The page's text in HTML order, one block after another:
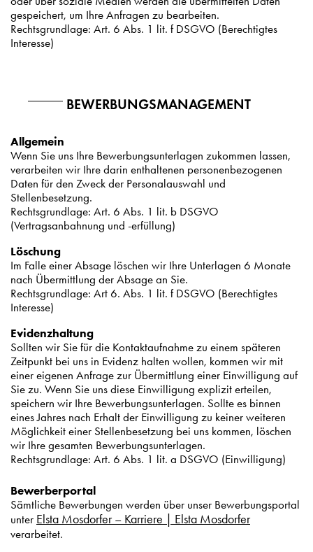
gespeichert, um Ihre Anfragen zu bearbeiten.
Rechtsgrundlage: Art. 6 Abs. 1 lit. f DSGVO (Berechtigtes
Interesse)
BEWERBUNGSMANAGEMENT
Allgemein
Wenn Sie uns Ihre Bewerbungsunterlagen zukommen lassen,
verarbeiten wir Ihre darin enthaltenen personenbezogenen
Daten für den Zweck der Personalauswahl und
Stellenbesetzung.
Rechtsgrundlage: Art. 6 Abs. 1 lit. b DSGVO
(Vertragsanbahnung und -erfüllung)
Löschung
Im Falle einer Absage löschen wir Ihre Unterlagen 6 Monate
nach Übermittlung der Absage an Sie.
Rechtsgrundlage: Art 6. Abs. 1 lit. f DSGVO (Berechtigtes
Interesse)
Evidenzhaltung
Sollten wir Sie für die Kontaktaufnahme zu einem späteren
Zeitpunkt bei uns in Evidenz halten wollen, kommen wir mit
einer eigenen Anfrage zur Übermittlung einer Einwilligung auf
Sie zu. Wenn Sie uns diese Einwilligung explizit erteilen,
speichern wir Ihre Bewerbungsunterlagen. Sollte es binnen
eines Jahres nach Erhalt der Einwilligung zu keiner weiteren
Möglichkeit einer Stellenbesetzung bei uns kommen, löschen
wir Ihre gesamten Bewerbungsunterlagen.
Rechtsgrundlage: Art. 6 Abs. 1 lit. a DSGVO (Einwilligung)
Bewerberportal
Sämtliche Bewerbungen werden über unser Bewerbungsportal
unter Elsta Mosdorfer – Karriere | Elsta Mosdorfer
verarbeitet.